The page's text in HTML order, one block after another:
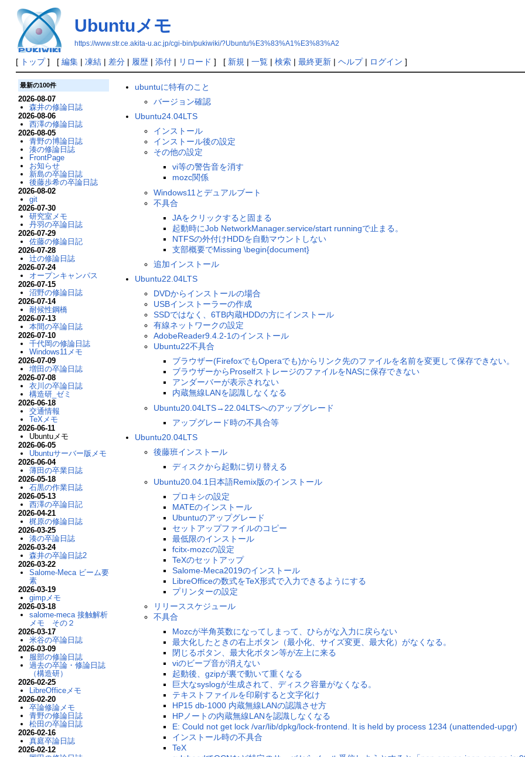
Ubuntuメモ
https://www.str.ce.akita-u.ac.jp/cgi-bin/pukiwiki/?Ubuntu%E3%83%A1%E3%83%A2
[ トップ] [ 編集| 凍結| 差分| 履歴| 添付| リロード ] [ 新規 | 一覧| 検索| 最終更新| ヘルプ| ログイン ]
ubuntuに特有のこと
バージョン確認
Ubuntu24.04LTS
インストール
インストール後の設定
その他の設定
vi等の警告音を消す
mozc関係
Windows11とデュアルブート
不具合
JAをクリックすると固まる
起動時にJob NetworkManager.service/start runningで止まる。
NTFSの外付けHDDを自動マウントしない
支部概要でMissing \begin{document}
追加インストール
Ubuntu22.04LTS
DVDからインストールの場合
USBインストーラーの作成
SSDではなく、6TB内蔵HDDの方にインストール
有線ネットワークの設定
AdobeReader9.4.2-1のインストール
Ubuntu22不具合
ブラウザー(FirefoxでもOperaでも)からリンク先のファイルを名前を変更して保存できない。
ブラウザーからProselfストレージのファイルをNASに保存できない
アンダーバーが表示されない
内蔵無線LANを認識しなくなる
Ubuntu20.04LTS→22.04LTSへのアップグレード
アップグレード時の不具合等
Ubuntu20.04LTS
後藤班インストール
ディスクから起動に切り替える
Ubuntu20.04.1日本語Remix版のインストール
プロキシの設定
MATEのインストール
Ubuntuのアップグレード
セットアップファイルのコピー
最低限のインストール
fcitx-mozcの設定
TeXのセットアップ
Salome-Meca2019のインストール
LibreOfficeの数式をTeX形式で入力できるようにする
プリンターの設定
リリーススケジュール
不具合
Mozcが半角英数になってしまって、ひらがな入力に戻らない
最大化したときの右上ボタン（最小化、サイズ変更、最大化）がなくなる。
閉じるボタン、最大化ボタン等が左上に来る
viのビープ音が消えない
起動後、gzipが裏で動いて重くなる
巨大なsyslogが生成されて、ディスク容量がなくなる。
テキストファイルを印刷すると文字化け
HP15 db-1000 内蔵無線LANの認識させ方
HPノートの内蔵無線LANを認識しなくなる
E: Could not get lock /var/lib/dpkg/lock-frontend. It is held by process 1234 (unattended-upgr)
インストール時の不具合
TeX
最新の100件
2026-08-07
森井の修論日誌
2026-08-06
西澤の修論日誌
2026-08-05
青野の博論日誌
湊の修論日誌
FrontPage
お知らせ
新島の卒論日誌
後藤歩希の卒論日誌
2026-08-02
git
2026-07-30
研究室メモ
丹羽の卒論日誌
2026-07-29
佐藤の修論日記
2026-07-28
辻の修論日誌
2026-07-24
オープンキャンパス
2026-07-15
沼野の修論日誌
2026-07-14
耐候性鋼橋
2026-07-13
本間の卒論日誌
2026-07-10
千代岡の修論日誌
Windows11メモ
2026-07-09
増田の卒論日誌
2026-07-08
衣川の卒論日誌
構造研_ゼミ
2026-06-18
交通情報
TeXメモ
2026-06-11
Ubuntuメモ
2026-06-05
Ubuntuサーバー版メモ
2026-06-04
薄田の卒業日誌
2026-05-18
石黒の作業日誌
2026-05-13
西澤の卒論日記
2026-04-21
梶原の修論日誌
2026-03-25
湊の卒論日誌
2026-03-24
森井の卒論日誌2
2026-03-22
Salome-Meca ビーム要
素
2026-03-19
gimpメモ
2026-03-18
salome-meca 接触解析
メモ その２
2026-03-17
米谷の卒論日誌
2026-03-09
服部の修論日誌
過去の卒論・修論日誌
（構造研）
2026-02-25
LibreOfficeメモ
2026-02-20
卒論修論メモ
青野の修論日誌
松田の卒論日誌
2026-02-16
真庭卒論日誌
2026-02-12